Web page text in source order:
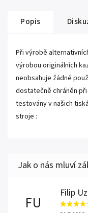
Popis
Při výrobě
výrobou originálních
neobsahuje žádné
dostatečně chráněn
testovány v našich
stroje :
FU
Filip